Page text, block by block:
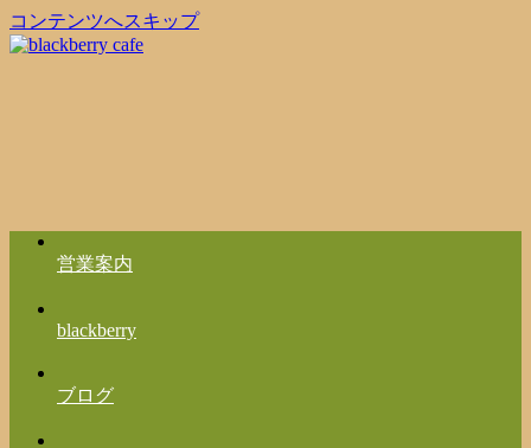
コンテンツへスキップ
営業案内
blackberry
ブログ